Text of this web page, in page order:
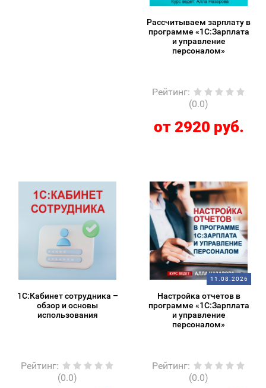
Рассчитываем зарплату в
программе «1С:Зарплата
и управление
персоналом»
Рейтинг:
(0.0)
от 2920 руб.
1С:Кабинет сотрудника –
обзор и основы
использования
Рейтинг:
(0.0)
11.08.2026
Настройка отчетов в
программе «1С:Зарплата
и управление
персоналом»
Рейтинг:
(0.0)